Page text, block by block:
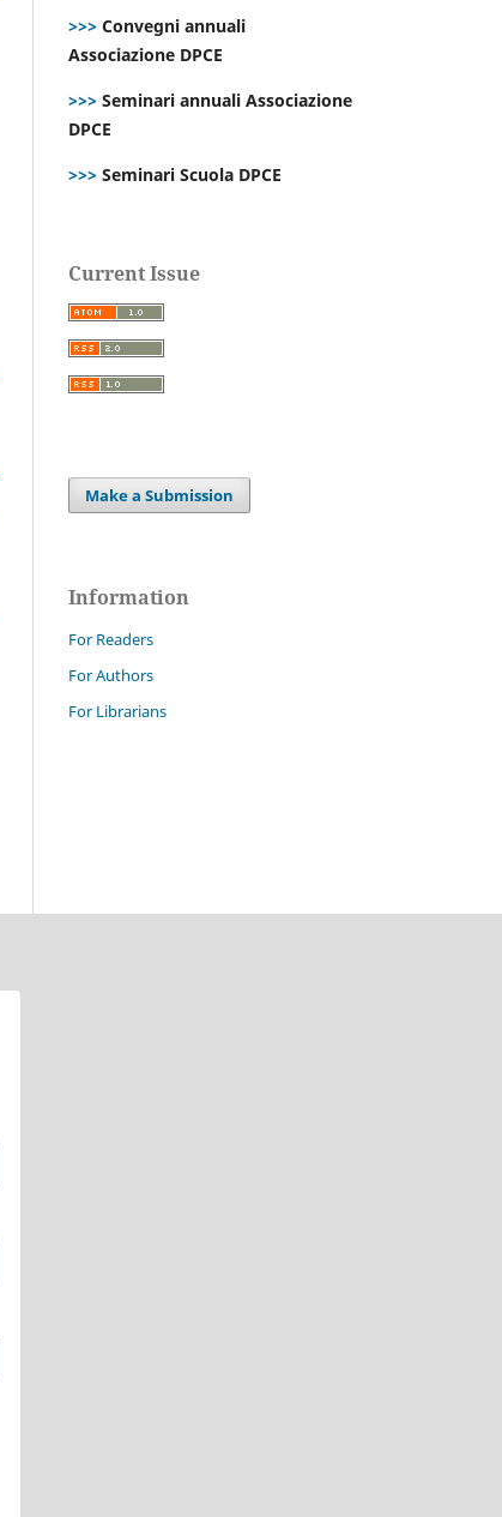
>>> Convegni annuali
Associazione DPCE
>>> Seminari annuali Associazione
DPCE
>>> Seminari Scuola DPCE
Current Issue
Make a Submission
Information
For Readers
For Authors
For Librarians